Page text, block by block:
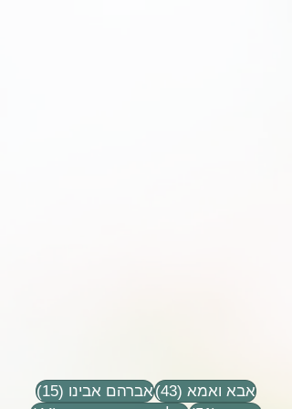
אבא ואמא (43) 43 פוסטים
אברהם אבינו (15)
15 פוסטים